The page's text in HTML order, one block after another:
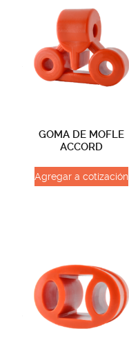
GOMA DE MOFLE
ACCORD
Agregar a cotización